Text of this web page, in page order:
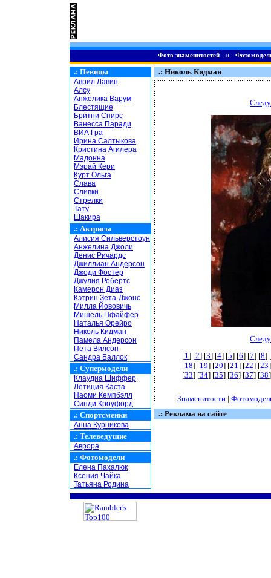
Фото знаменитостей::
.: Певицы
Аврил Лавин
Алсу
Анжелика Варум
Блестящие
Бритни Спирс
Ванесса Паради
ВИА Гра
Ирина Салтыкова
Кристина Агилера
Мадонна
Мэрай Кери
Курт Ольга
Слава
Сливки
Стрелки
Тату
Шакира
.: Актрисы
Алисия Сильверстоун
Анжелина Джоли
Денис Ричардс
Джиллиан Андерсон
Джоди Фостер
Джулия Робертс
Камерон Диаз
Кэтрин Зета-Джонс
Милла Йововичь
Мишель Пфайфер
Наталья Орейро
Николь Кидман
Памела Андерсон
Пета Вилсон
Сандра Баллок
.: Супермодели
Клаудиа Шиффер
Летиция Каста
Наоми Кемпбэлл
Синди Кроуфорд
.: Спортсменки
Анна Курникова
.: Телеведущие
Аврора
.: Фотомодели
Елена Пахалюк
Ксения Чайка
Татьяна Родина
.: Николь Кидман
[1] [2] [3] [4] [5] [6] [7] [8] [
[18] [19] [20] [21] [22] [23
[33] [34] [35] [36] [37] [38
Знаменитости|
.: Реклама на сайте